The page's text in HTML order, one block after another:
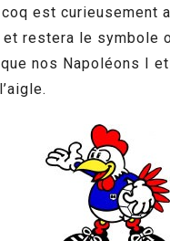
est curieusement
et restera le symbole
nos Napoléons I